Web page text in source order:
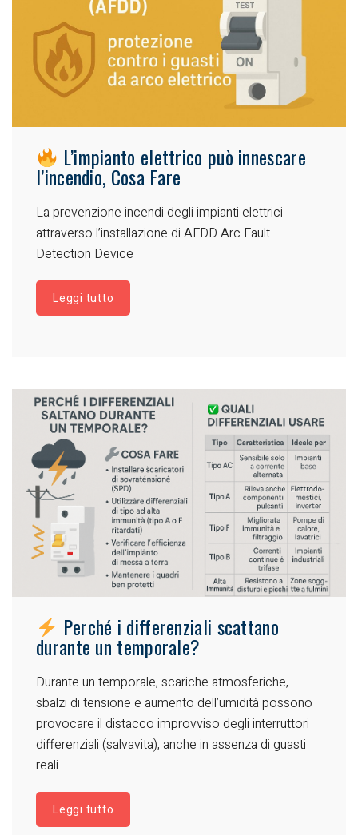
L’impianto elettrico può innescare
l’incendio, Cosa Fare
La prevenzione incendi degli impianti elettrici
attraverso l’installazione di AFDD Arc Fault
Detection Device
Leggi tutto
Perché i differenziali scattano
durante un temporale?
Durante un temporale, scariche atmosferiche,
sbalzi di tensione e aumento dell’umidità possono
provocare il distacco improvviso degli interruttori
differenziali (salvavita), anche in assenza di guasti
reali.
Leggi tutto